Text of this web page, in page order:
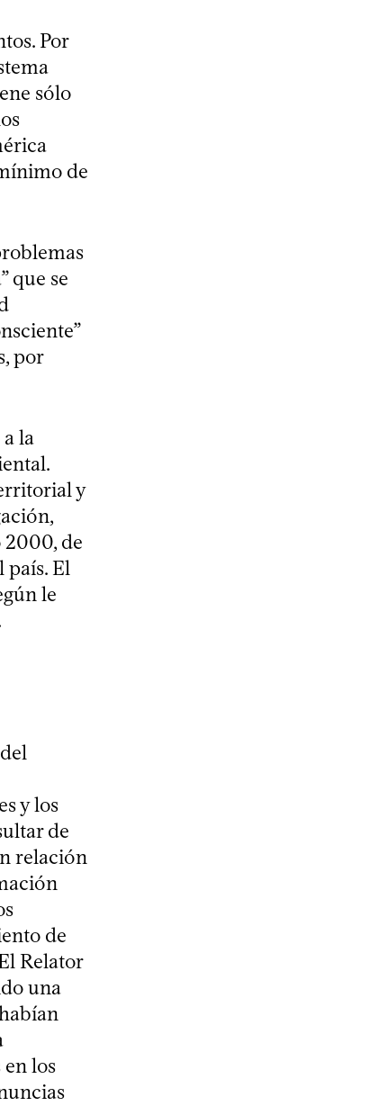
Por
sólo
de
que se
por
la
y
de
El
le
y los
de
relación
de
Relator
una
los